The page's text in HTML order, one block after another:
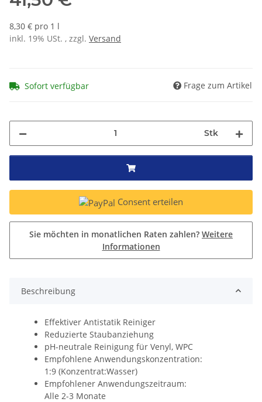
8,30 € pro 1 l
inkl. 19% USt. , zzgl. Versand
Sofort verfügbar Frage zum Artikel
Stk
Consent erteilen
Sie möchten in monatlichen Raten zahlen? Weitere
Informationen
Beschreibung
Effektiver Antistatik Reiniger
Reduzierte Staubanziehung
pH-neutrale Reinigung für Venyl, WPC
Empfohlene Anwendungskonzentration:
1:9 (Konzentrat:Wasser)
Empfohlener Anwendungszeitraum:
Alle 2-3 Monate